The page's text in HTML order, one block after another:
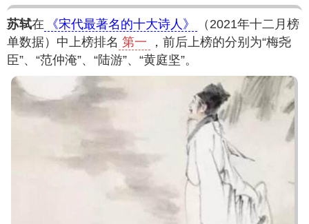
苏轼在 《宋代最著名的十大诗人》
（2021年十二月榜
单数据）中上榜排名 第一
，前后上榜的分别为“梅尧
臣”、“范仲淹”、“陆游”、“黄庭坚”。